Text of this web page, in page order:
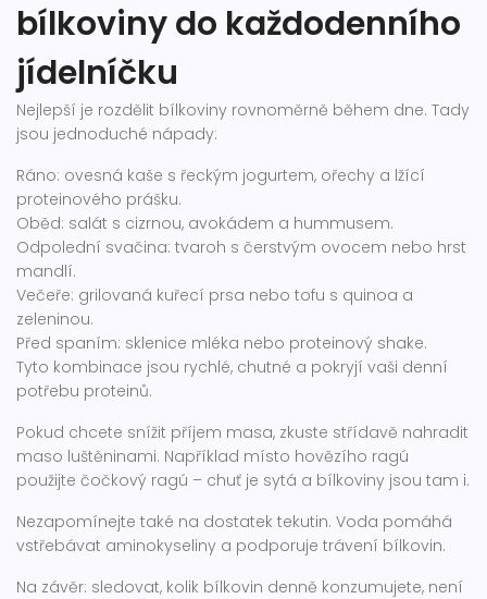
bílkoviny do každodenního
jídelníčku
Nejlepší je rozdělit bílkoviny rovnoměrně během dne. Tady
jsou jednoduché nápady:
Ráno: ovesná kaše s řeckým jogurtem, ořechy a lžící
proteinového prášku.
Oběd: salát s cizrnou, avokádem a hummusem.
Odpolední svačina: tvaroh s čerstvým ovocem nebo hrst
mandlí.
Večeře: grilovaná kuřecí prsa nebo tofu s quinoa a
zeleninou.
Před spaním: sklenice mléka nebo proteinový shake.
Tyto kombinace jsou rychlé, chutné a pokryjí vaši denní
potřebu proteinů.
Pokud chcete snížit příjem masa, zkuste střídavě nahradit
maso luštěninami. Například místo hovězího ragú
použijte čočkový ragú – chuť je sytá a bílkoviny jsou tam i.
Nezapomínejte také na dostatek tekutin. Voda pomáhá
vstřebávat aminokyseliny a podporuje trávení bílkovin.
Na závěr: sledovat, kolik bílkovin denně konzumujete, není